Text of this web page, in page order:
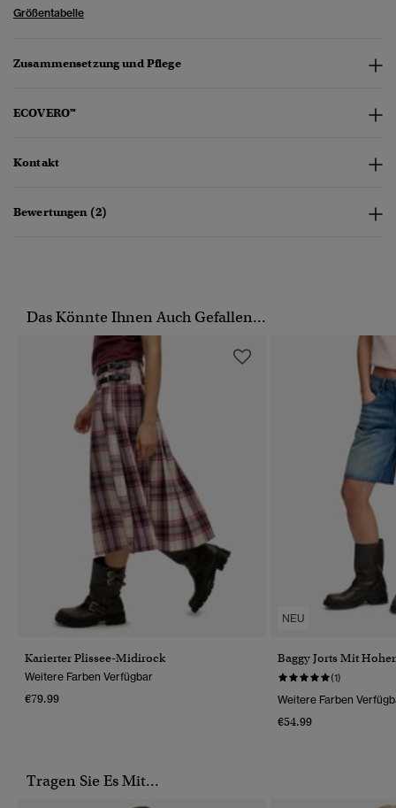
Größentabelle
Zusammensetzung und Pflege
ECOVERO™
Kontakt
Bewertungen (2)
Das Könnte Ihnen Auch Gefallen...
Karierter Plissee-Midirock
Weitere Farben Verfügbar
€79.99
NEU
Baggy Jorts Mit
(1)
Weitere Farben
€54.99
Tragen Sie Es Mit...